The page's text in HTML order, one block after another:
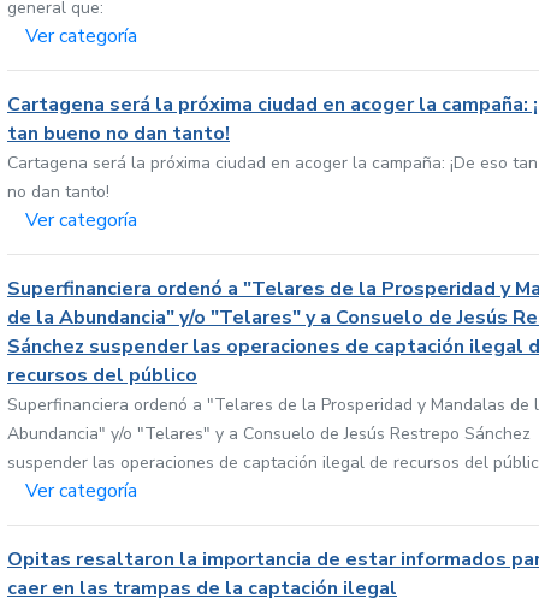
general que:
Ver categoría
Cartagena será la próxima ciudad en acoger la campaña:
tan bueno no dan tanto!
Cartagena será la próxima ciudad en acoger la campaña: ¡De eso
no dan tanto!
Ver categoría
Superfinanciera ordenó a "Telares de la Prosperidad y
de la Abundancia" y/o "Telares" y a Consuelo de Jesús
Sánchez suspender las operaciones de captación ilegal
recursos del público
Superfinanciera ordenó a "Telares de la Prosperidad y Mandalas de
Abundancia" y/o "Telares" y a Consuelo de Jesús Restrepo Sánchez
suspender las operaciones de captación ilegal de recursos del
Ver categoría
Opitas resaltaron la importancia de estar informados
caer en las trampas de la captación ilegal